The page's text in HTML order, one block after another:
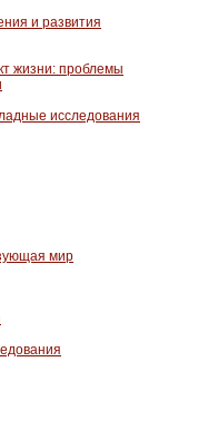
и развития
жизни: проблемы
исследования
мир